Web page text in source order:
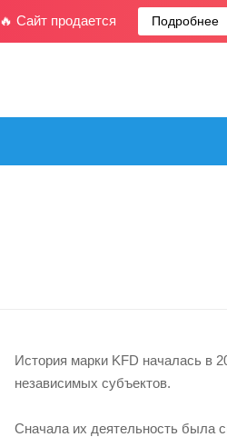
🔥 Сайт продается Подробнее
История марки KFD началась в
независимых субъектов.
Сначала их деятельность была